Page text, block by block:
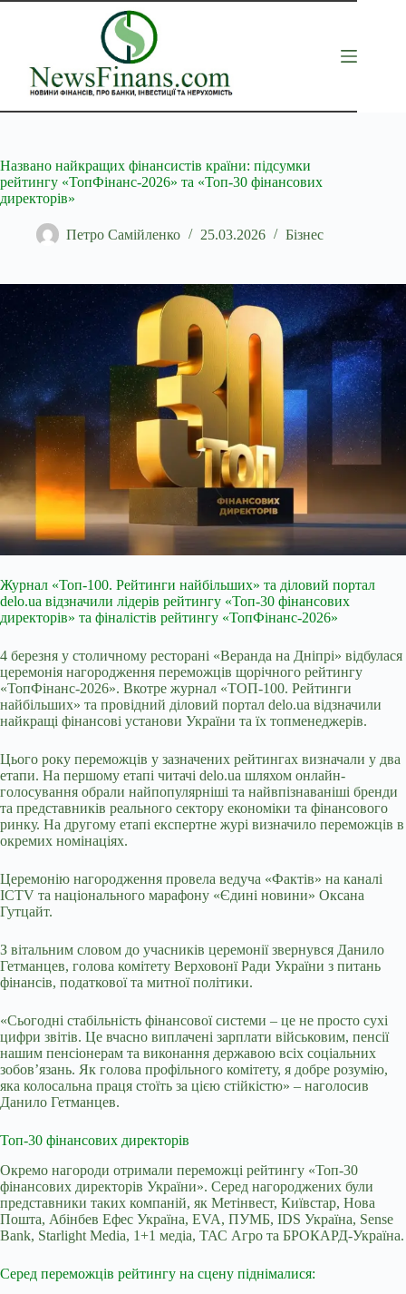
Перейти
Названо найкращих фінансистів країни: підсумки
рейтингу «ТопФінанс-2026» та «Топ-30 фінансових
директорів»
Петро Самійленко 25.03.2026 Бізнес
Журнал «Топ-100. Рейтинги найбільших» та діловий портал
delo.ua відзначили лідерів рейтингу «Топ-30 фінансових
директорів» та фіналістів рейтингу «ТопФінанс-2026»
4 березня у столичному ресторані «Веранда на Дніпрі» відбулася
церемонія нагородження переможців щорічного рейтингу
«ТопФінанс-2026». Вкотре журнал «ТОП-100. Рейтинги
найбільших» та провідний діловий портал delo.ua відзначили
найкращі фінансові установи України та їх топменеджерів.
Цього року переможців у зазначених рейтингах визначали у два
етапи. На першому етапі читачі delo.ua шляхом онлайн-
голосування обрали найпопулярніші та найвпізнаваніші бренди
та представників реального сектору економіки та фінансового
ринку. На другому етапі експертне журі визначило переможців в
окремих номінаціях.
Церемонію нагородження провела ведуча «Фактів» на каналі
ICTV та національного марафону «Єдині новини» Оксана
Гутцайт.
З вітальним словом до учасників церемонії звернувся Данило
Гетманцев, голова комітету Верховонї Ради України з питань
фінансів, податкової та митної політики.
«Сьогодні стабільність фінансової системи – це не просто сухі
цифри звітів. Це вчасно виплачені зарплати військовим, пенсії
нашим пенсіонерам та виконання державою всіх соціальних
зобов’язань. Як голова профільного комітету, я добре розумію,
яка колосальна праця стоїть за цією стійкістю» – наголосив
Данило Гетманцев.
Топ-30 фінансових директорів
Окремо нагороди отримали переможці рейтингу «Топ-30
фінансових директорів України». Серед нагороджених були
представники таких компаній, як Метінвест, Київстар, Нова
Пошта, Абінбев Ефес Україна, EVA, ПУМБ, IDS Україна, Sense
Bank, Starlight Media, 1+1 медіа, ТАС Агро та БРОКАРД-Україна.
Серед переможців рейтингу на сцену піднімалися: